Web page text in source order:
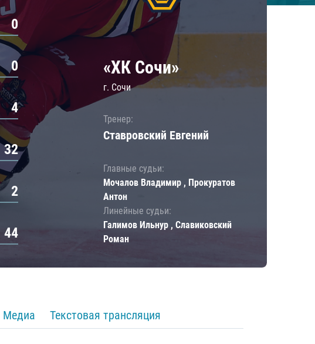
0
0
4
32
2
44
«ХК Сочи»
г. Сочи
Тренер:
Ставровский Евгений
Главные судьи:
Мочалов Владимир , Прокуратов
Антон
Линейные судьи:
Галимов Ильнур , Славиковский
Роман
Медиа Текстовая трансляция